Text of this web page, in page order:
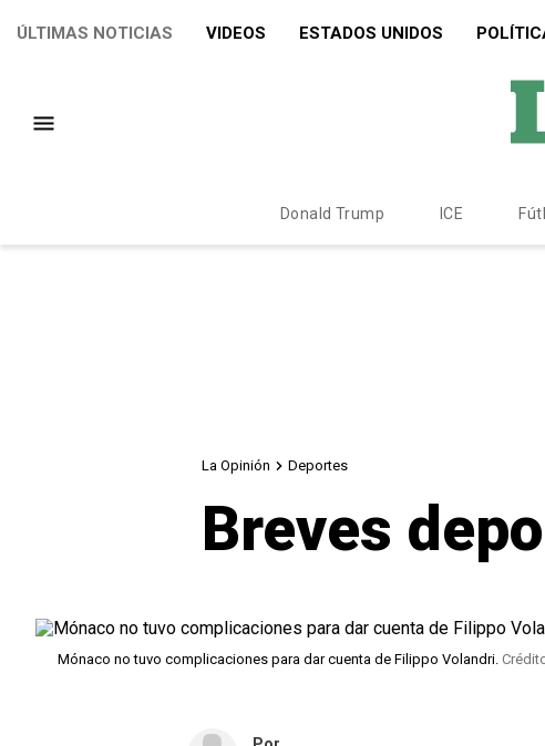
ÚLTIMAS NOTICIAS VIDEOS ESTADOS UNIDOS
Donald Trump ICE
La Opinión Deportes
Breves
Mónaco no tuvo complicaciones para dar cuenta de Filippo Volandri.